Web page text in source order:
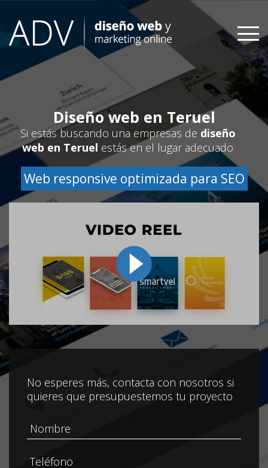
content
Diseño web en Teruel
Si estás buscando una empresas de diseño
web en Teruel estás en el lugar adecuado
Web responsive optimizada para SEO
No esperes más, contacta con nosotros si
quieres que presupuestemos tu proyecto